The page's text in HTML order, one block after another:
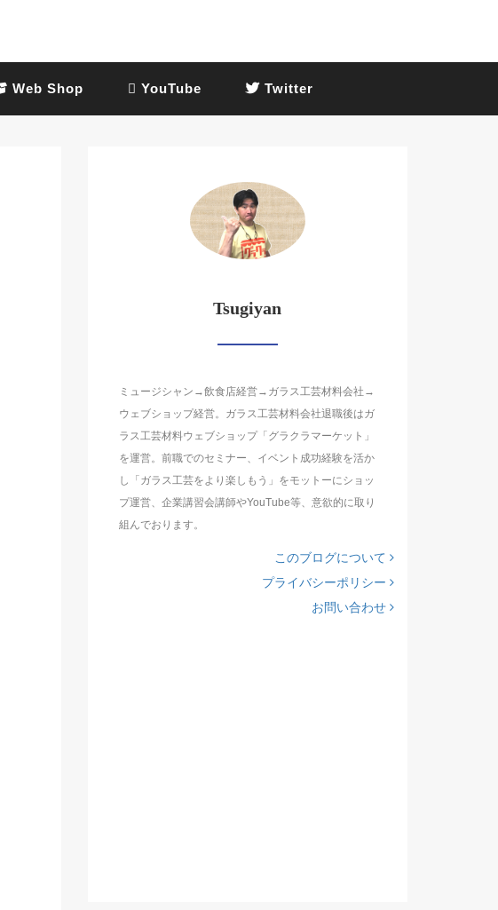
Web Shop YouTube Twitter
Tsugiyan
ミュージシャン→飲食店経営→ガラス工芸材料会社→
ウェブショップ経営。ガラス工芸材料会社退職後はガ
ラス工芸材料ウェブショップ「グラクラマーケット」
を運営。前職でのセミナー、イベント成功経験を活か
し「ガラス工芸をより楽しもう」をモットーにショッ
プ運営、企業講習会講師やYouTube等、意欲的に取り
組んでおります。
このブログについて
プライバシーポリシー
お問い合わせ